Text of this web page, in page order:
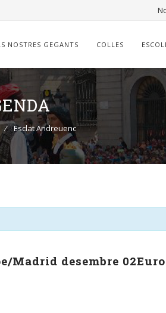
NOSTRES GEGANTS COLLES
⁄ Esclat Andreuenc
Madrid desembre